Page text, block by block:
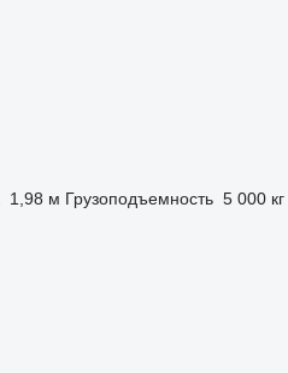
1,98 м Грузоподъемность 5 000 кг